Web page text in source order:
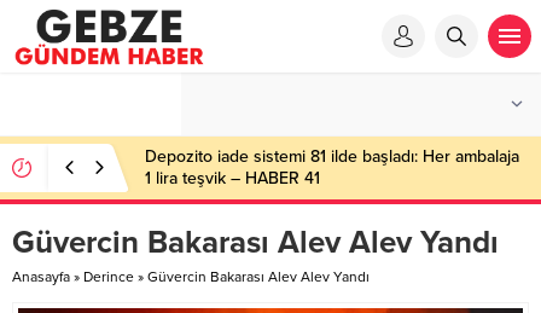
Depozito iade sistemi 81 ilde başladı: Her ambalaja
1 lira teşvik – HABER 41
Güvercin Bakarası Alev Alev Yandı
Anasayfa » Derince » Güvercin Bakarası Alev Alev Yandı